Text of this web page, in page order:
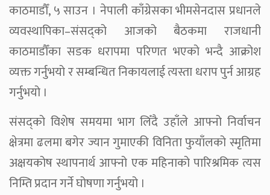
काठमाडौँ, ५ साउन । नेपाली काँग्रेसका भीमसेनदास प्रधानले
व्यवस्थापिका–संसद्को आजको बैठकमा राजधानी
काठमाडौँका सडक धरापमा परिणत भएको भन्दै आक्रोश
व्यक्त गर्नुभयो र सम्बन्धित निकायलाई त्यस्ता धराप पुर्न आग्रह
गर्नुभयो ।
संसद्को विशेष समयमा भाग लिँदै उहाँले आफ्नो निर्वाचन
क्षेत्रमा ढलमा बगेर ज्यान गुमाएकी विनिता फुयाँलको स्मृतिमा
अक्षयकोष स्थापनार्थ आफ्नो एक महिनाको पारिश्रमिक त्यस
निम्ति प्रदान गर्ने घोषणा गर्नुभयो ।